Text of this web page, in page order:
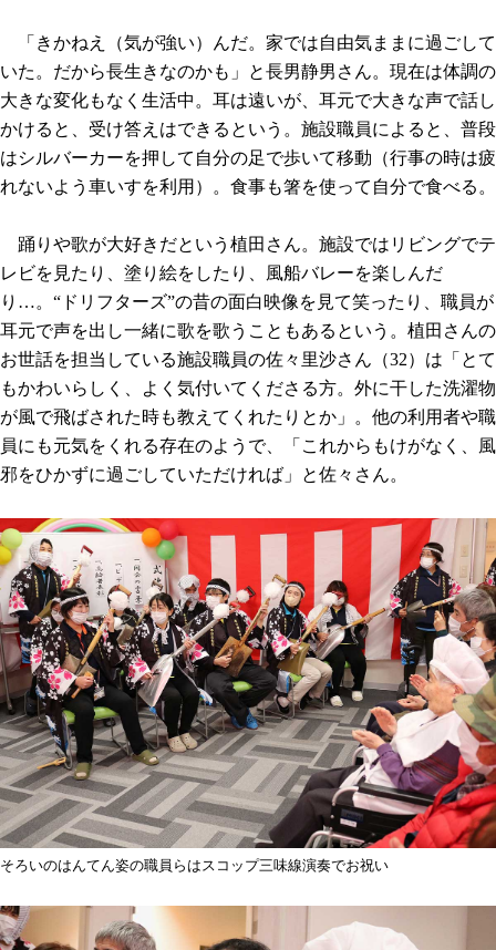
「きかねえ（気が強い）んだ。家では自由気ままに過ごして
いた。だから長生きなのかも」と長男静男さん。現在は体調の
大きな変化もなく生活中。耳は遠いが、耳元で大きな声で話し
かけると、受け答えはできるという。施設職員によると、普段
はシルバーカーを押して自分の足で歩いて移動（行事の時は疲
れないよう車いすを利用）。食事も箸を使って自分で食べる。
踊りや歌が大好きだという植田さん。施設ではリビングでテ
レビを見たり、塗り絵をしたり、風船バレーを楽しんだ
り…。“ドリフターズ”の昔の面白映像を見て笑ったり、職員が
耳元で声を出し一緒に歌を歌うこともあるという。植田さんの
お世話を担当している施設職員の佐々里沙さん（32）は「とて
もかわいらしく、よく気付いてくださる方。外に干した洗濯物
が風で飛ばされた時も教えてくれたりとか」。他の利用者や職
員にも元気をくれる存在のようで、「これからもけがなく、風
邪をひかずに過ごしていただければ」と佐々さん。
そろいのはんてん姿の職員らはスコップ三味線演奏でお祝い